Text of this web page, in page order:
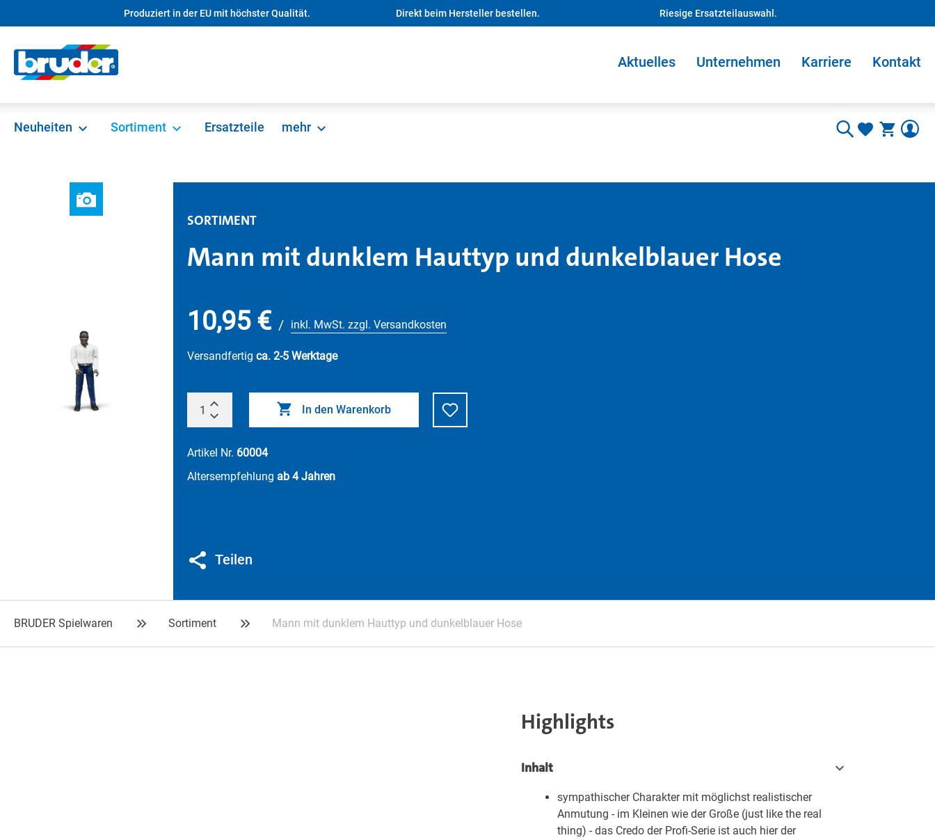
Zur Hauptnavigation springenProduziert in der EU mit höchster Qualität. Direkt beim Hersteller bestellen. Riesige Ersatzteilauswahl.
Aktuelles Unternehmen Karriere Kontakt
Neuheiten Sortiment Ersatzteile mehr
SORTIMENT
Mann mit dunklem Hauttyp und dunkelblauer Hose
10,95 € / inkl. MwSt. zzgl. Versandkosten
Versandfertig ca. 2-5 Werktage
In den Warenkorb
Artikel Nr. 60004
Altersempfehlung ab 4 Jahren
Teilen
BRUDER Spielwaren Sortiment Mann mit dunklem Hauttyp und dunkelblauer Hose
Highlights
Inhalt
sympathischer Charakter mit möglichst realistischer
Anmutung - im Kleinen wie der Große (just like the real
thing) - das Credo der Profi-Serie ist auch hier der